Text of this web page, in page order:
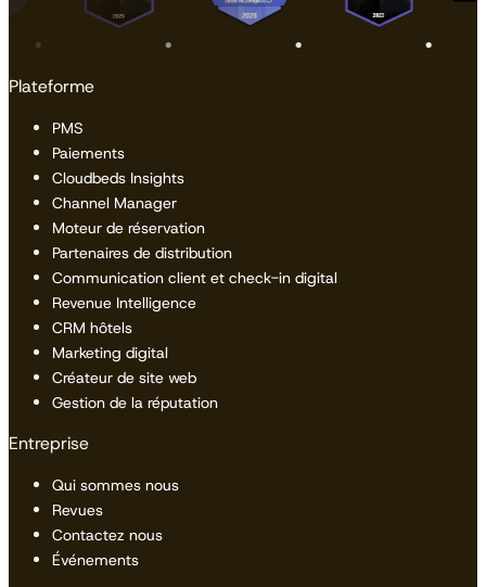
Plateforme
PMS
Paiements
Cloudbeds Insights
Channel Manager
Moteur de réservation
Partenaires de distribution
Communication client et check-in digital
Revenue Intelligence
CRM hôtels
Marketing digital
Créateur de site web
Gestion de la réputation
Entreprise
Qui sommes nous
Revues
Contactez nous
Événements